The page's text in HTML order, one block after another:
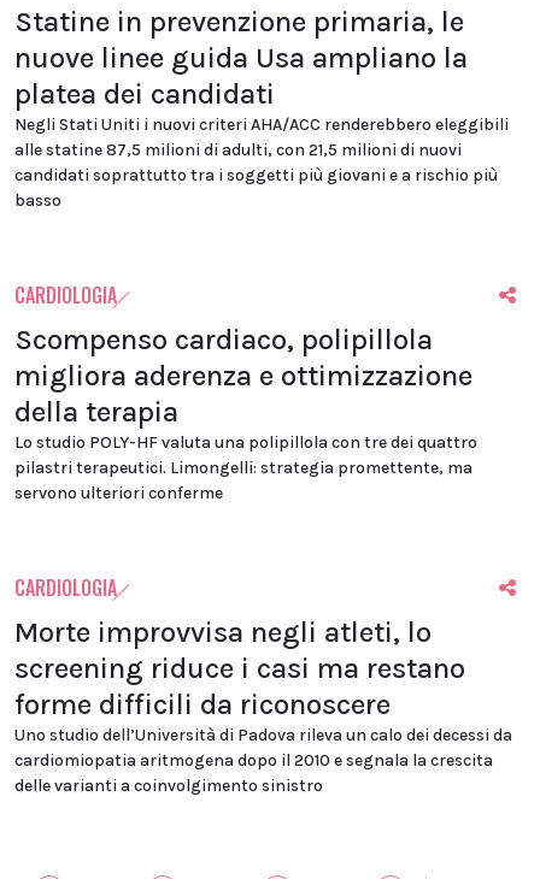
Statine in prevenzione primaria, le
nuove linee guida Usa ampliano la
platea dei candidati
Negli Stati Uniti i nuovi criteri AHA/ACC renderebbero eleggibili
alle statine 87,5 milioni di adulti, con 21,5 milioni di nuovi
candidati soprattutto tra i soggetti più giovani e a rischio più
basso
CARDIOLOGIA
Scompenso cardiaco, polipillola
migliora aderenza e ottimizzazione
della terapia
Lo studio POLY-HF valuta una polipillola con tre dei quattro
pilastri terapeutici. Limongelli: strategia promettente, ma
servono ulteriori conferme
CARDIOLOGIA
Morte improvvisa negli atleti, lo
screening riduce i casi ma restano
forme difficili da riconoscere
Uno studio dell’Università di Padova rileva un calo dei decessi da
cardiomiopatia aritmogena dopo il 2010 e segnala la crescita
delle varianti a coinvolgimento sinistro